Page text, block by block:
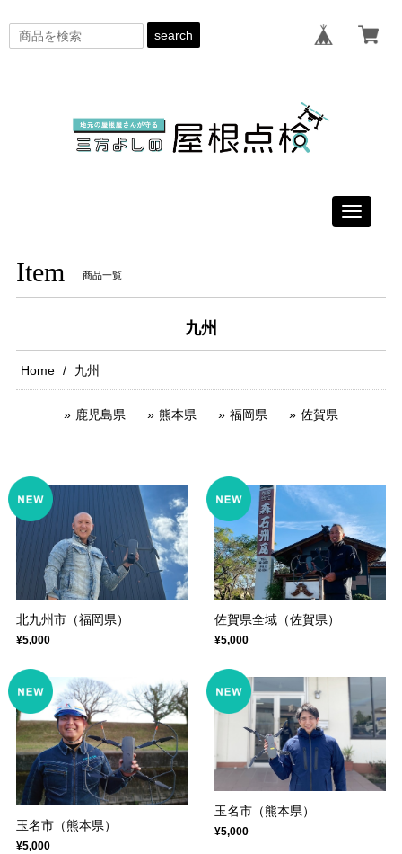
search
Toggle
Item 商品一覧
九州
Home 九州
鹿児島県 熊本県 福岡県 佐賀県
北九州市（福岡県）
¥5,000
佐賀県全域（佐賀県）
¥5,000
玉名市（熊本県）
¥5,000
玉名市（熊本県）
¥5,000